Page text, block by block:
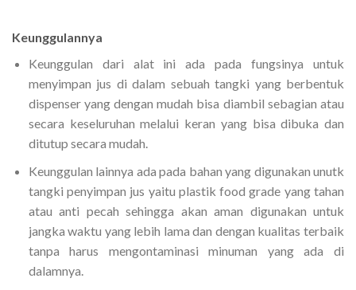
Keunggulannya
Keunggulan dari alat ini ada pada fungsinya untuk
menyimpan jus di dalam sebuah tangki yang berbentuk
dispenser yang dengan mudah bisa diambil sebagian atau
secara keseluruhan melalui keran yang bisa dibuka dan
ditutup secara mudah.
Keunggulan lainnya ada pada bahan yang digunakan unutk
tangki penyimpan jus yaitu plastik food grade yang tahan
atau anti pecah sehingga akan aman digunakan untuk
jangka waktu yang lebih lama dan dengan kualitas terbaik
tanpa harus mengontaminasi minuman yang ada di
dalamnya.